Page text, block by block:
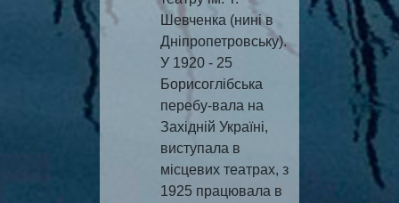
Шевченка (нині в
Дніпропетровську).
У 1920 - 25
Борисоглібська
перебу-вала на
Західній Україні,
виступала в
місцевих театрах, з
1925 працювала в